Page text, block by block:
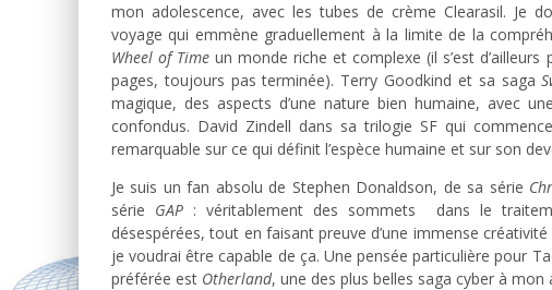
mon adolescence, avec les tubes de crème Clearasil. Je
voyage qui emmène graduellement à la limite de la
Wheel of Time un monde riche et complexe (il s’est
pages, toujours pas terminée). Terry Goodkind et sa saga
magique, des aspects d’une nature bien humaine, avec
confondus. David Zindell dans sa trilogie SF qui
remarquable sur ce qui définit l’espèce humaine et sur son
Je suis un fan absolu de Stephen Donaldson, de sa série
série GAP : véritablement des sommets dans le
désespérées, tout en faisant preuve d’une immense
je voudrai être capable de ça. Une pensée particulière pour
préférée est Otherland, une des plus belles saga cyber à mon